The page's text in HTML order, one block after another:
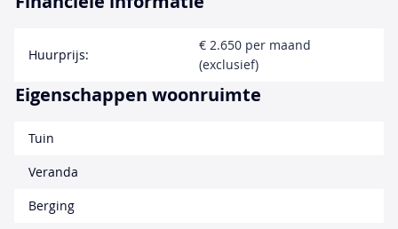
Huurprijs:
€ 2.650 per maand
(exclusief)
Eigenschappen woonruimte
Tuin
Veranda
Berging